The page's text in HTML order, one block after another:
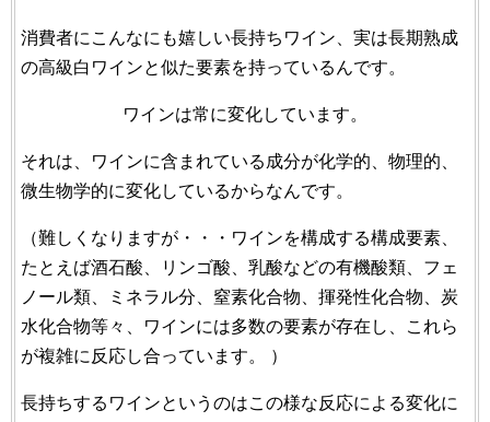
消費者にこんなにも嬉しい長持ちワイン、実は長期熟成
の高級白ワインと似た要素を持っているんです。
ワインは常に変化しています。
それは、ワインに含まれている成分が化学的、物理的、
微生物学的に変化しているからなんです。
（難しくなりますが・・・ワインを構成する構成要素、
たとえば酒石酸、リンゴ酸、乳酸などの有機酸類、フェ
ノール類、ミネラル分、窒素化合物、揮発性化合物、炭
水化合物等々、ワインには多数の要素が存在し、これら
が複雑に反応し合っています。 ）
長持ちするワインというのはこの様な反応による変化に